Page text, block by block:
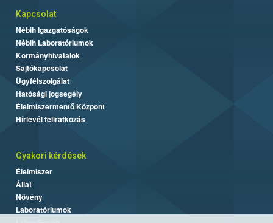
Kapcsolat
Nébih Igazgatóságok
Nébih Laboratóriumok
Kormányhivatalok
Sajtókapcsolat
Ügyfélszolgálat
Hatósági jogsegély
Élelmiszermentő Központ
Hírlevél feliratkozás
Gyakori kérdések
Élelmiszer
Állat
Növény
Laboratóriumok